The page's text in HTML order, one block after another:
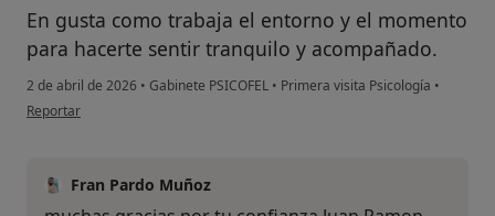
En gusta como trabaja el entorno y el momento
para hacerte sentir tranquilo y acompañado.
2 de abril de 2026 • Gabinete PSICOFEL • Primera visita Psicología •
en opinión del usuario Juan Ramón
Reportar
Fran Pardo Muñoz